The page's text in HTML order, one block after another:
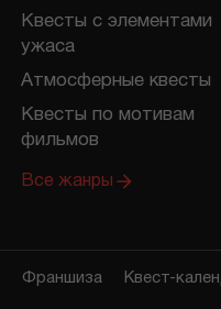
Квесты с элементами
ужаса
Атмосферные квесты
Квесты по мотивам
фильмов
Все жанры
Франшиза Квест-